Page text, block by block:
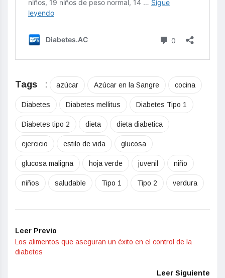
Tags : azúcar Azúcar en la Sangre cocina
Diabetes Diabetes mellitus Diabetes Tipo 1
Diabetes tipo 2 dieta dieta diabetica
ejercicio estilo de vida glucosa
glucosa maligna hoja verde juvenil niño
niños saludable Tipo 1 Tipo 2 verdura
Leer Previo
Los alimentos que aseguran un éxito en el control de la
diabetes
Leer Siguiente